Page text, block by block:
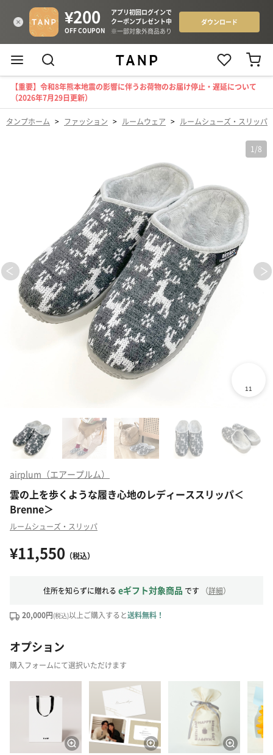
【重要】令和8年熊本地震の影響に伴うお荷物のお届け停止・遅延について
（2026年7月29日更新）
タンプホーム > ファッション > ルームウェア > ルームシューズ・スリッパ
1 /8
airplum（エアープルム）
雲の上を歩くような履き心地のレディーススリッパ＜
Brenne＞
ルームシューズ・スリッパ
¥11,550 （税込）
住所を知らずに贈れる eギフト対象商品 です （詳細）
20,000円(税込)以上ご購入すると送料無料！
オプション
購入フォームにて選択いただけます